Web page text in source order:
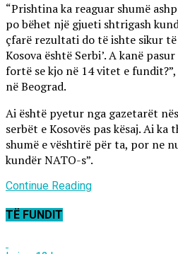
“Prishtina ka reaguar shumë
po bëhet një gjueti shtrigash
çfarë rezultati do të ishte sikur
Kosova është Serbi’. A kanë
fortë se kjo në 14 vitet e
në Beograd.
Ai është pyetur nga gazetarët
serbët e Kosovës pas kësaj. Ai ka
shumë e vështirë për ta, por ne
kundër NATO-s”.
Continue Reading
TË FUNDIT